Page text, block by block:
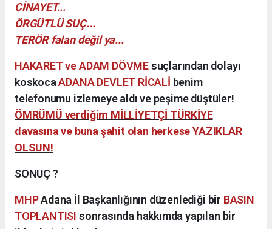
CİNAYET...
ÖRGÜTLÜ SUÇ...
TERÖR falan değil ya...
HAKARET ve ADAM DÖVMEsuçlarından dolayı
koskocaADANA DEVLET RİCALİ benim
telefonumu izlemeye aldı ve peşime düştüler!
ÖMRÜMÜ verdiğim MİLLİYETÇİ TÜRKİYE
davasına ve buna şahit olan herkese YAZIKLAR
OLSUN!
SONUÇ ?
MHPAdana İl Başkanlığının düzenlediği bir BASIN
TOPLANTISI sonrasında hakkımda yapılan bir